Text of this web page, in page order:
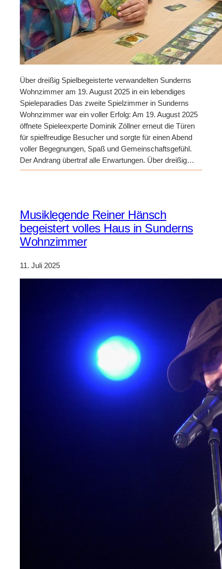
Über dreißig Spielbegeisterte verwandelten Sunderns
Wohnzimmer am 19. August 2025 in ein lebendiges
Spieleparadies Das zweite Spielzimmer in Sunderns
Wohnzimmer war ein voller Erfolg: Am 19. August 2025
öffnete Spieleexperte Dominik Zöllner erneut die Türen
für spielfreudige Besucher und sorgte für einen Abend
voller Begegnungen, Spaß und Gemeinschaftsgefühl.
Der Andrang übertraf alle Erwartungen. Über dreißig…
Musiklegende Reiner Hänsch
begeistert volles Haus in Sunderns
Wohnzimmer
11. Juli 2025